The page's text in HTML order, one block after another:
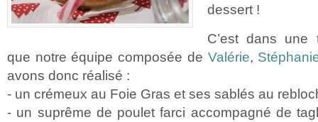
dessert !
C’est dans une
que notre équipe composée de Valérie,
avons donc réalisé :
- un crémeux au Foie Gras et ses sablés au
- un suprême de poulet farci accompagné de